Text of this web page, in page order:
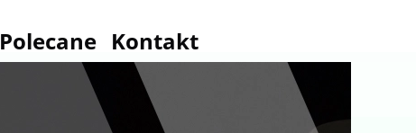
Polecane Kontakt